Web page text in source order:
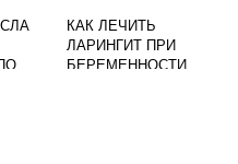
КАК ЛЕЧИТЬ
ЛАРИНГИТ ПРИ
БЕРЕМЕННОСТИ